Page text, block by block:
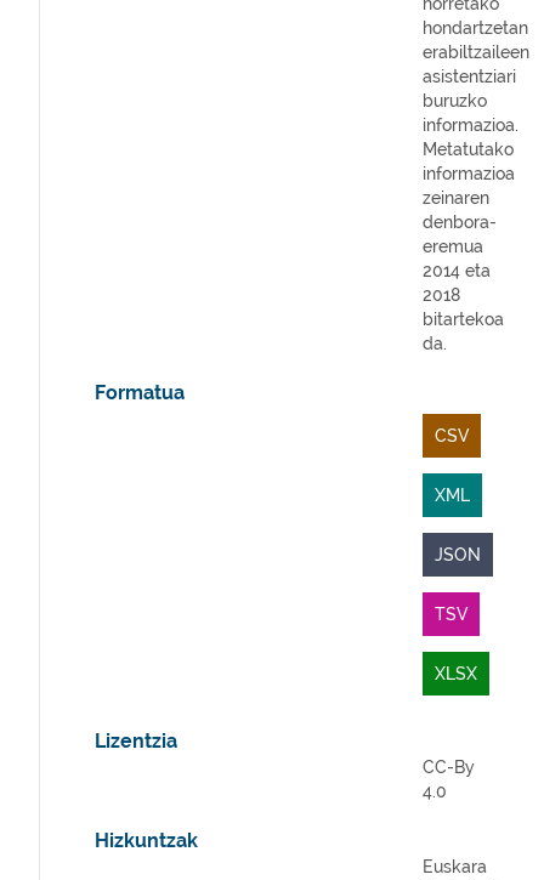
hondartzetan
erabiltzaileen
asistentziari
buruzko
informazioa.
Metatutako
informazioa
zeinaren
denbora-
eremua
2014 eta
2018
bitartekoa
da.
Formatua
CSV
XML
JSON
TSV
XLSX
Lizentzia
CC-By
4.0
Hizkuntzak
Euskara